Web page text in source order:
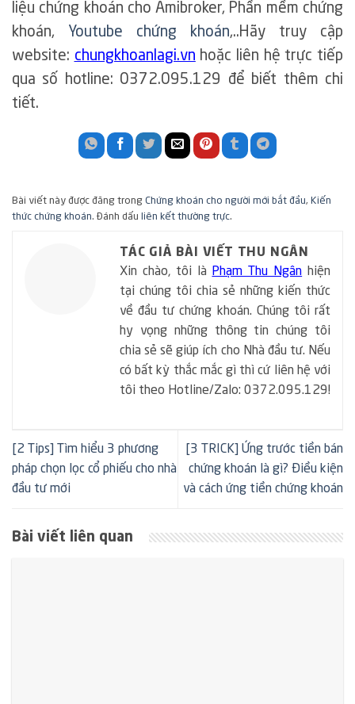
liệu chứng khoán cho Amibroker, Phần mềm chứng
khoán, Youtube chứng khoán,..Hãy truy cập
website: chungkhoanlagi.vn hoặc liên hệ trực tiếp
qua số hotline: 0372.095.129 để biết thêm chi
tiết.
Bài viết này được đăng trong Chứng khoán cho người mới bắt đầu, Kiến
thức chứng khoán. Đánh dấu liên kết thường trực.
TÁC GIẢ BÀI VIẾT THU NGÂN
Xin chào, tôi là
Phạm Thu Ngân hiện
tại chúng tôi chia sẻ những kiến thức
về đầu tư chứng khoán. Chúng tôi rất
hy vọng những thông tin chúng tôi
chia sẻ sẽ giúp ích cho Nhà đầu tư. Nếu
có bất kỳ thắc mắc gì thì cứ liên hệ với
tôi theo Hotline/Zalo: 0372.095.129!
[2 Tips] Tìm hiểu 3 phương
pháp chọn lọc cổ phiếu cho nhà
đầu tư mới
[3 TRICK] Ứng trước tiền bán
chứng khoán là gì? Điều kiện
và cách ứng tiền chứng khoán
Bài viết liên quan